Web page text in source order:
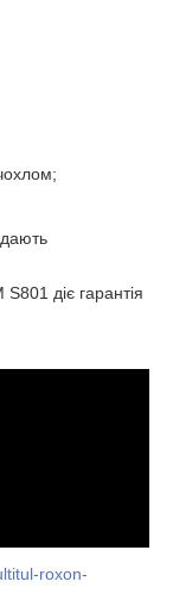
діє гарантія
roxon-